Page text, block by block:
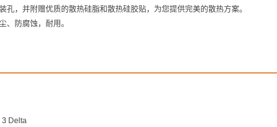
孔，并附赠优质的散热硅脂和散热硅胶贴，为您提供完美的散热方案。
、防腐蚀，耐用。
Delta